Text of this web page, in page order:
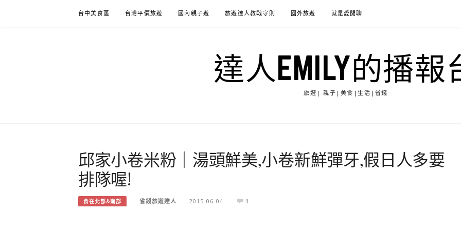
台中美食區 台灣平價旅遊 國內親子遊 旅遊達人教戰守則 國外旅遊 就是愛閒聊
達人EMILY的播報
旅遊| 親子|美食|生活|省錢
邱家小卷米粉｜湯頭鮮美,小卷新鮮彈牙,假日人多要
排隊喔!
食在北部&南部 省錢旅遊達人 2015-06-04 1